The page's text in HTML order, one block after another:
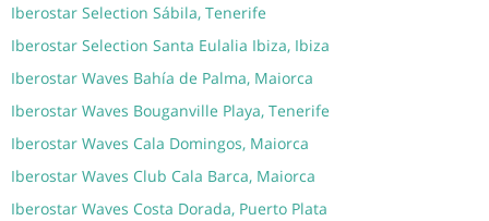
Iberostar Selection Sábila, Tenerife
Iberostar Selection Santa Eulalia Ibiza, Ibiza
Iberostar Waves Bahía de Palma, Maiorca
Iberostar Waves Bouganville Playa, Tenerife
Iberostar Waves Cala Domingos, Maiorca
Iberostar Waves Club Cala Barca, Maiorca
Iberostar Waves Costa Dorada, Puerto Plata